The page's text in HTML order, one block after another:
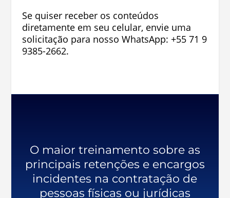
Se quiser receber os conteúdos
diretamente em seu celular, envie uma
solicitação para nosso WhatsApp: +55 71 9
9385-2662.
O maior treinamento sobre as
principais retenções e encargos
incidentes na contratação de
pessoas físicas ou jurídicas